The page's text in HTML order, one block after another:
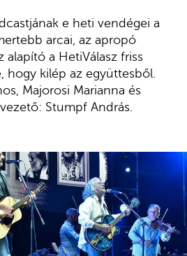
e heti vendégei a
arcai, az apropó
alapító a HetiVálasz friss
hogy kilép az együttesből.
Majorosi Marianna és
Stumpf András.